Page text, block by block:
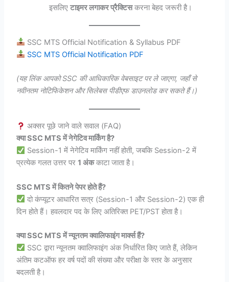
इसलिएटाइमर लगाकर प्रैक्टिसकरना बेहद जरूरी है।
SSC MTS Official Notification & Syllabus PDF
SSC MTS Official Notification PDF
(यह लिंक आपको SSC की आधिकारिक वेबसाइट पर ले जाएगा, जहाँ से
नवीनतम नोटिफिकेशन और सिलेबस पीडीएफ डाउनलोड कर सकते हैं।)
अक्सर पूछे जाने वाले सवाल (FAQ)
क्या SSC MTS में नेगेटिव मार्किंग है?
Session-1 में नेगेटिव मार्किंग नहीं होती, जबकि Session-2 में
प्रत्येक गलत उत्तर पर1 अंककाटा जाता है।
SSC MTS में कितने पेपर होते हैं?
दो कंप्यूटर आधारित सत्र (Session-1 और Session-2) एक ही
दिन होते हैं। हवलदार पद के लिए अतिरिक्त PET/PST होता है।
क्या SSC MTS में न्यूनतम क्वालिफाइंग मार्क्स हैं?
SSC द्वारा न्यूनतम क्वालिफाइंग अंक निर्धारित किए जाते हैं, लेकिन
अंतिम कटऑफ हर वर्ष पदों की संख्या और परीक्षा के स्तर के अनुसार
बदलती है।